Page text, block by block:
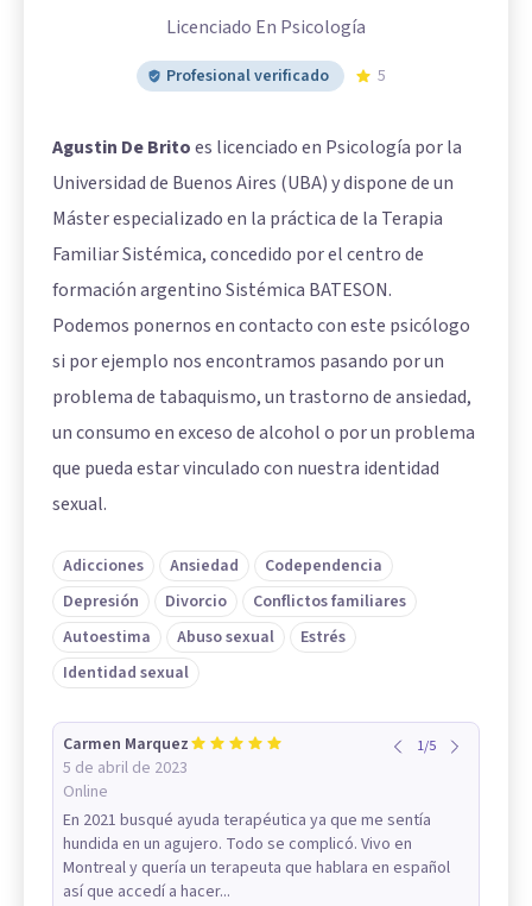
Licenciado En Psicología
Profesional verificado 5
Agustin De Britoes licenciado en Psicología por la
Universidad de Buenos Aires (UBA) y dispone de un
Máster especializado en la práctica de la Terapia
Familiar Sistémica, concedido por el centro de
formación argentino Sistémica BATESON.
Podemos ponernos en contacto con este psicólogo
si por ejemplo nos encontramos pasando por un
problema de tabaquismo, un trastorno de ansiedad,
un consumo en exceso de alcohol o por un problema
que pueda estar vinculado con nuestra identidad
sexual.
Adicciones Ansiedad
Codependencia
Depresión
Divorcio
Conflictos familiares
Autoestima
Abuso sexual
Estrés
Identidad sexual
Carmen Marquez
5 de abril de 2023
Online
1/5
En 2021 busqué ayuda terapéutica ya que me sentía
hundida en un agujero. Todo se complicó. Vivo en
Montreal y quería un terapeuta que hablara en español
así que accedí a hacer...